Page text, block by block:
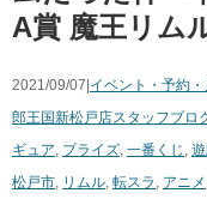
​A賞 ​魔王リム
2021/09/07| イベント・予約
郎王国新松戸店スタッフブロ
ギュア, プライズ, 一番くじ ,
松戸市, リムル, 転スラ , アニメ